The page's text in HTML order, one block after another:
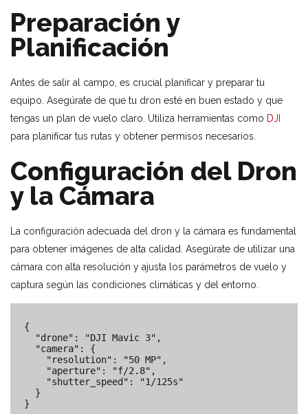
Preparación y
Planificación
Antes de salir al campo, es crucial planificar y preparar tu
equipo. Asegúrate de que tu dron esté en buen estado y que
tengas un plan de vuelo claro. Utiliza herramientas como DJI
para planificar tus rutas y obtener permisos necesarios.
Configuración del Dron
y la Cámara
La configuración adecuada del dron y la cámara es fundamental
para obtener imágenes de alta calidad. Asegúrate de utilizar una
cámara con alta resolución y ajusta los parámetros de vuelo y
captura según las condiciones climáticas y del entorno.
{
  "drone": "DJI Mavic 3",
  "camera": {
    "resolution": "50 MP",
    "aperture": "f/2.8",
    "shutter_speed": "1/125s"
  }